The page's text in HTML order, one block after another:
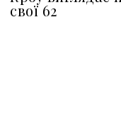
свої 62